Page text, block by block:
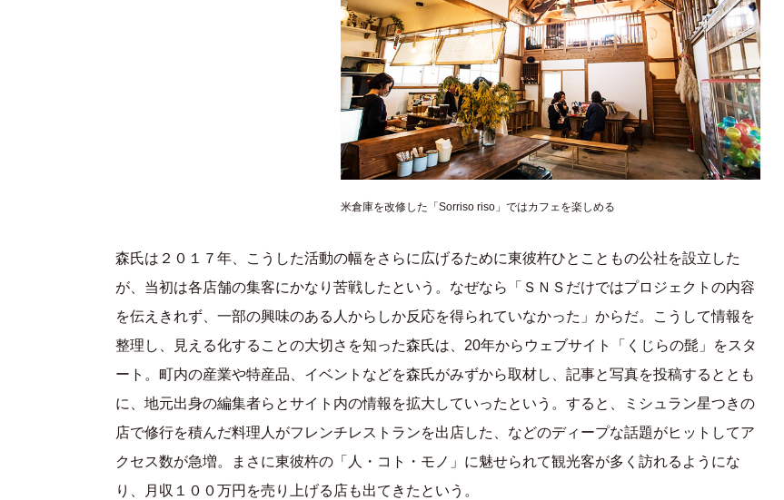
米倉庫を改修した「Sorriso riso」ではカフェを楽しめる
森氏は２０１７年、こうした活動の幅をさらに広げるために東彼杵ひとこともの公社を設立した
が、当初は各店舗の集客にかなり苦戦したという。なぜなら「ＳＮＳだけではプロジェクトの内容
を伝えきれず、一部の興味のある人からしか反応を得られていなかった」からだ。こうして情報を
整理し、見える化することの大切さを知った森氏は、20年からウェブサイト「くじらの髭」をスタ
ート。町内の産業や特産品、イベントなどを森氏がみずから取材し、記事と写真を投稿するととも
に、地元出身の編集者らとサイト内の情報を拡大していったという。すると、ミシュラン星つきの
店で修行を積んだ料理人がフレンチレストランを出店した、などのディープな話題がヒットしてア
クセス数が急増。まさに東彼杵の「人・コト・モノ」に魅せられて観光客が多く訪れるようにな
り、月収１００万円を売り上げる店も出てきたという。